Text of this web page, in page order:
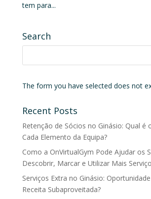
tem para...
Search
The form you have selected does not
Recent Posts
Retenção de Sócios no Ginásio: Qual é
Cada Elemento da Equipa?
Como a OnVirtualGym Pode Ajudar os
Descobrir, Marcar e Utilizar Mais
Serviços Extra no Ginásio:
Receita Subaproveitada?